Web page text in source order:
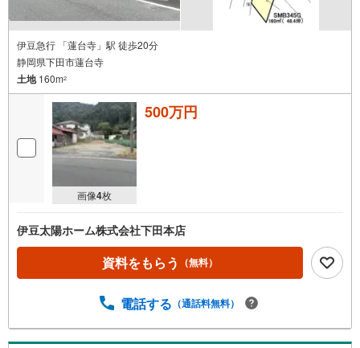
伊豆急行 「蓮台寺」駅 徒歩20分
静岡県下田市蓮台寺
土地160m2
画像4枚
500万円
伊豆太陽ホーム株式会社下田本店
資料をもらう （無料）
電話する （通話料無料）